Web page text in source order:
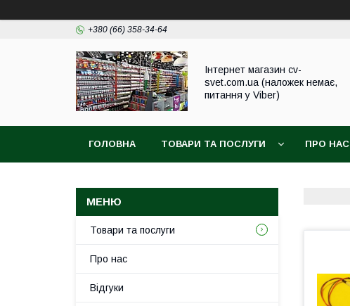
+380 (66) 358-34-64
Інтернет магазин cv-
svet.com.ua (наложек немає,
питання у Viber)
ГОЛОВНА ТОВАРИ ТА ПОСЛУГИ ПРО НАС
Товари та послуги
Про нас
Відгуки